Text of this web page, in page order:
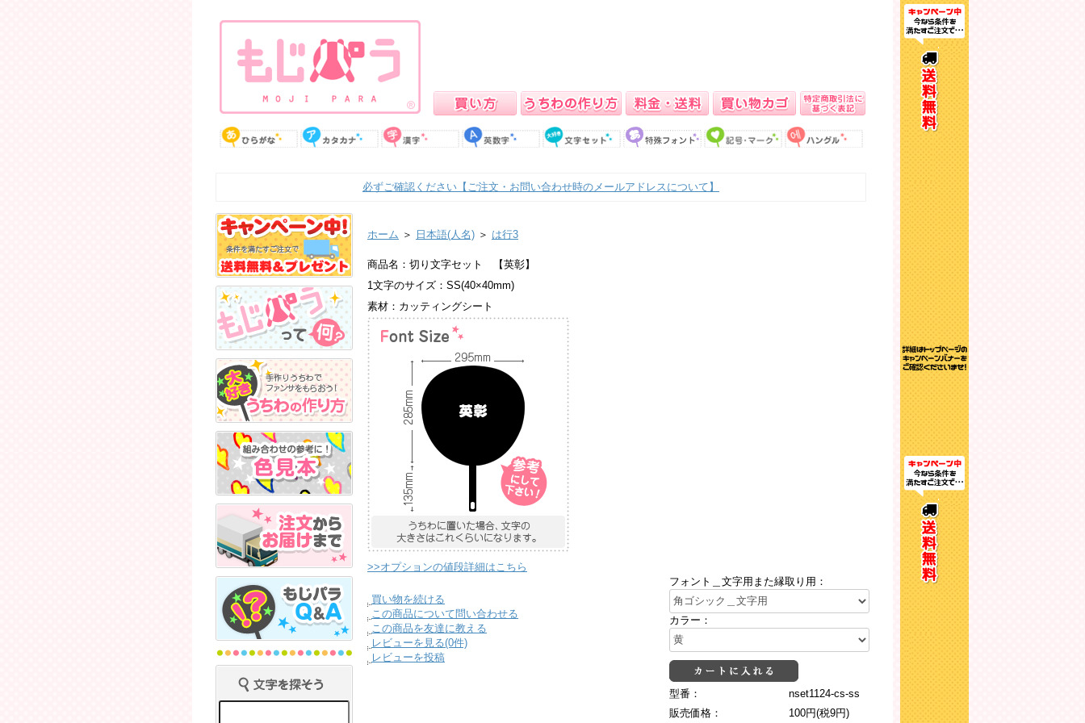
必ずご確認ください【ご注文・お問い合わせ時のメールアドレスについて】
ホーム ＞ 日本語(人名) ＞ は行3
商品名：切り文字セット 【英彰】
1文字のサイズ：SS(40×40mm)
素材：カッティングシート
>>オプションの値段詳細はこちら
フォント＿文字用また縁取り用：
カラー：
型番：
nset1124-cs-ss
販売価格：
100円(税9円)
買い物を続ける
この商品について問い合わせる
この商品を友達に教える
レビューを見る(0件)
レビューを投稿